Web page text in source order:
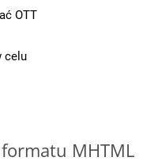
OTT
celu
MHTML